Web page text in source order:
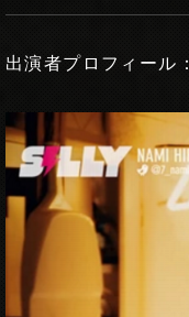
出演者プロフィール：